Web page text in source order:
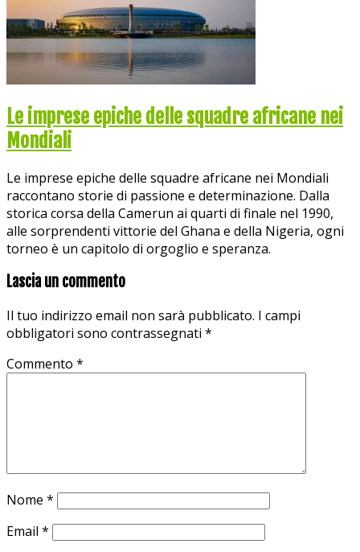
Le imprese epiche delle squadre africane nei
Mondiali
Le imprese epiche delle squadre africane nei Mondiali
raccontano storie di passione e determinazione. Dalla
storica corsa della Camerun ai quarti di finale nel 1990,
alle sorprendenti vittorie del Ghana e della Nigeria, ogni
torneo è un capitolo di orgoglio e speranza.
Lascia un commento
Il tuo indirizzo email non sarà pubblicato. I campi
obbligatori sono contrassegnati *
Commento *
Nome *
Email *